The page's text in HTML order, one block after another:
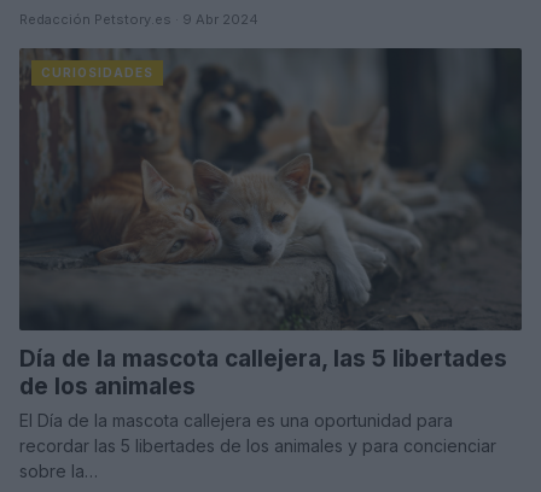
Redacción Petstory.es · 9 Abr 2024
CURIOSIDADES
Día de la mascota callejera, las 5 libertades
de los animales
El Día de la mascota callejera es una oportunidad para
recordar las 5 libertades de los animales y para concienciar
sobre la…